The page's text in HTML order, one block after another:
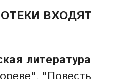
ВХОДЯТ
литература